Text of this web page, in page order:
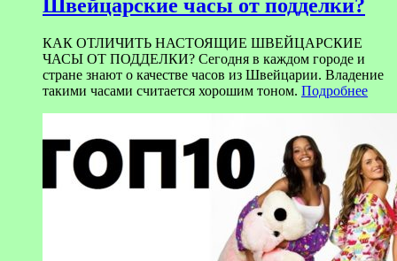
Швейцарские часы от подделки?
КАК ОТЛИЧИТЬ НАСТОЯЩИЕ ШВЕЙЦАРСКИЕ
ЧАСЫ ОТ ПОДДЕЛКИ? Сегодня в каждом городе и
стране знают о качестве часов из Швейцарии. Владение
такими часами считается хорошим тоном. Подробнее